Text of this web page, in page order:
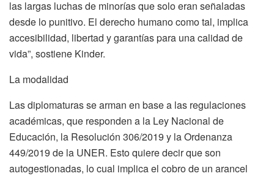
las largas luchas de minorías que solo eran señaladas
desde lo punitivo. El derecho humano como tal, implica
accesibilidad, libertad y garantías para una calidad de
vida”, sostiene Kinder.
La modalidad
Las diplomaturas se arman en base a las regulaciones
académicas, que responden a la Ley Nacional de
Educación, la Resolución 306/2019 y la Ordenanza
449/2019 de la UNER. Esto quiere decir que son
autogestionadas, lo cual implica el cobro de un arancel